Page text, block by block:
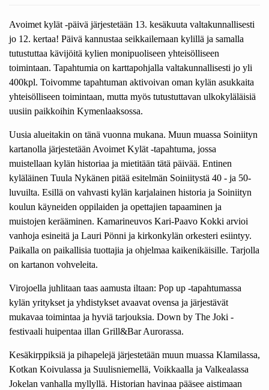
Avoimet kylät -päivä järjestetään 13. kesäkuuta valtakunnallisesti
jo 12. kertaa! Päivä kannustaa seikkailemaan kylillä ja samalla
tutustuttaa kävijöitä kylien monipuoliseen yhteisölliseen
toimintaan. Tapahtumia on karttapohjalla valtakunnallisesti jo yli
400kpl. Toivomme tapahtuman aktivoivan oman kylän asukkaita
yhteisölliseen toimintaan, mutta myös tutustuttavan ulkokyläläisiä
uusiin paikkoihin Kymenlaaksossa.
Uusia alueitakin on tänä vuonna mukana. Muun muassa Soiniityn
kartanolla järjestetään Avoimet Kylät -tapahtuma, jossa
muistellaan kylän historiaa ja mietitään tätä päivää. Entinen
kyläläinen Tuula Nykänen pitää esitelmän Soiniitystä 40 - ja 50-
luvuilta. Esillä on vahvasti kylän karjalainen historia ja Soiniityn
koulun käyneiden oppilaiden ja opettajien tapaaminen ja
muistojen kerääminen. Kamarineuvos Kari-Paavo Kokki arvioi
vanhoja esineitä ja Lauri Pönni ja kirkonkylän orkesteri esiintyy.
Paikalla on paikallisia tuottajia ja ohjelmaa kaikenikäisille. Tarjolla
on kartanon vohveleita.
Virojoella juhlitaan taas aamusta iltaan: Pop up -tapahtumassa
kylän yritykset ja yhdistykset avaavat ovensa ja järjestävät
mukavaa toimintaa ja hyviä tarjouksia. Down by The Joki -
festivaali huipentaa illan Grill&Bar Aurorassa.
Kesäkirppiksiä ja pihapelejä järjestetään muun muassa Klamilassa,
Kotkan Koivulassa ja Suulisniemellä, Voikkaalla ja Valkealassa
Jokelan vanhalla myllyllä. Historian havinaa pääsee aistimaan